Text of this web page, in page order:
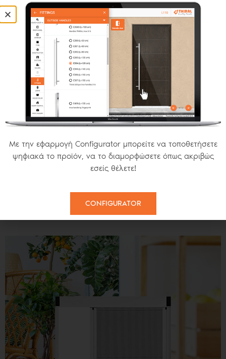
Η φιλοσοφία της Thiral περιστρέφεται γύρω από την
ολοκληρωμένη εξυπηρέτηση των αναγκών ενός χώρου με
υψηλής ποιότητας και καινοτόμες εφαρμογές αλουμινίου. Σε
αυτό το πλαίσιο, ήδη από το 2000, αναπτύσσει την γκάμα
των προϊόντων της, προσθέτοντας σε αυτά τα συστήματα
σήτας. Με μια ευρύτατη γκάμα προϊόντων στην κατηγορία,
σας επιτρέπει να επιλέξετε τη σήτα που ταιριάζει στις δικές
σας ανάγκες τόσο ως προς τη λειτουργικότητα, όσο και ως
πιστοποιημένη ποιότητα των υλικών, όσο και της διαδικασίας
κατασκευής, σε συνδυασμό και με την πανευρωπαϊκή
καινοτομία του ειδικού μηχανισμού επιβράδυνσης (φρένο),
Με την εφαρμογή Configurator μπορείτε να τοποθετήσετε
ψηφιακά το προϊόν, να το διαμορφώσετε όπως ακριβώς
εσείς θέλετε!
CONFIGURATOR